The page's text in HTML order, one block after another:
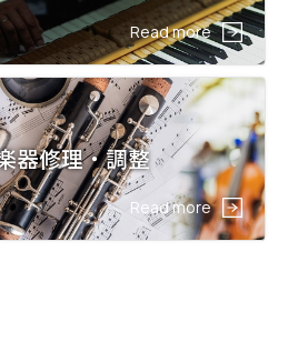
Read more
器修理・調整
Read more